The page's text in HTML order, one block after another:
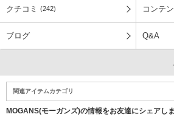
クチコミ (242) コンテ
ブログ Q&A
関連アイテムカテゴリ
MOGANS(モーガンズ)の情報をお友達にシェアし